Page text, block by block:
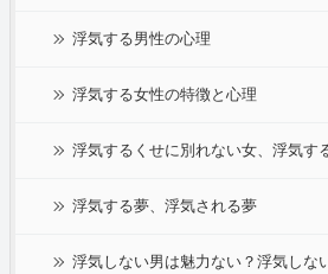
浮気する男性の心理
浮気する女性の特徴と心理
浮気するくせに別れない女、浮気す
浮気する夢、浮気される夢
浮気しない男は魅力ない？浮気しな